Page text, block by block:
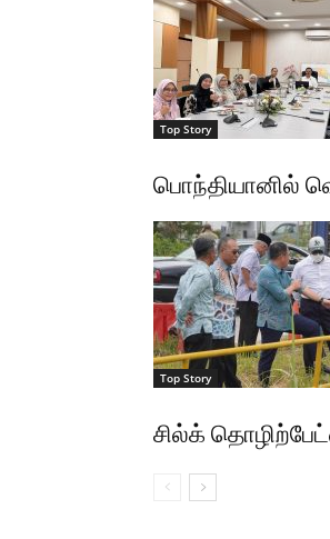
Top Story
பொந்தியானில்
Top Story
சில்க்